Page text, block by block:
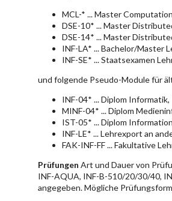
MCL-* ... Master
DSE-10* ... Master
DSE-14* ... Master
INF-LA* ... Bachelor/Master
INF-SE* ... Staatsexamen
und folgende Pseudo-Module für
INF-04* ... Diplom
MINF-04* ... Diplom
IST-05* ... Diplom
INF-LE* ... Lehrexport an
FAK-INF-FF ... Fakultative
Prüfungen Art und Dauer von
INF-AQUA, INF-B-510/20/30/40,
angegeben. Mögliche